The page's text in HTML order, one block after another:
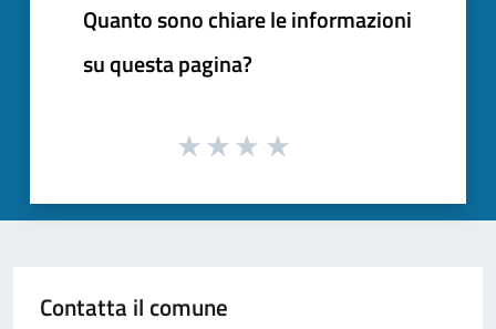
Quanto sono chiare le informazioni
su questa pagina?
Contatta il comune